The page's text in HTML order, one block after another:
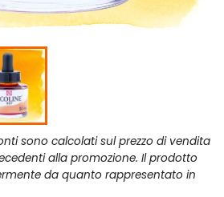
sono calcolati sul prezzo di vendita
alla promozione. Il prodotto
da quanto rappresentato in